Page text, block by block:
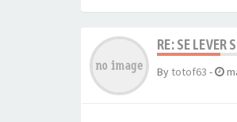
RE: SE LEVER
By totof63 -